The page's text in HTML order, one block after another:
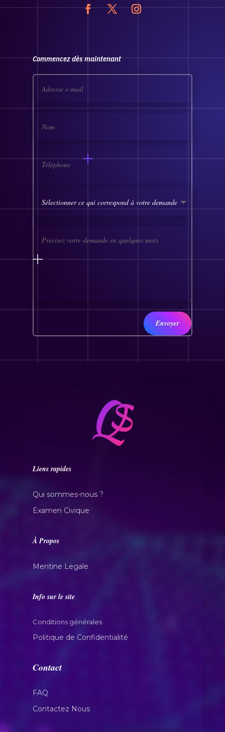
Commencez dès maintenant
Envoyer
Liens rapides
Qui sommes-nous ?
Examen Civique
À Propos
Mentine Legale
Info sur le site
Conditions générales
Politique de Confidentialité
Contact
FAQ
Contactez Nous